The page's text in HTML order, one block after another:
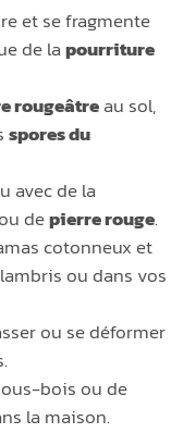
et se fragmente
de lapourriture
rougeâtreau sol,
spores du
avec de la
ou depierre rouge.
cotonneux et
ou dans vos
ou se déformer
bois ou de
la maison.